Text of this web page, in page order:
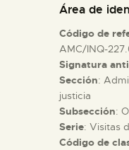
Área de
Código de
AMC/INQ-
Signatura
Sección:
justicia
Subsección:
Serie: Visitas
Código de